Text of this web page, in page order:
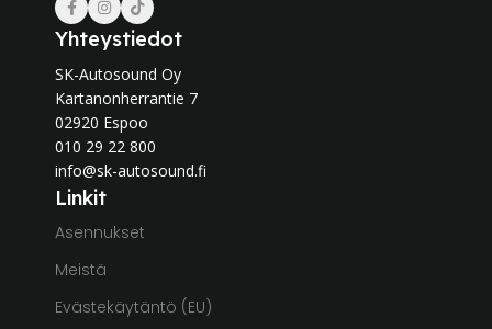
Yhteystiedot
SK-Autosound Oy
Kartanonherrantie 7
02920 Espoo
010 29 22 800
info@sk-autosound.fi
Linkit
Asennukset
Meistä
Evästekäytäntö (EU)